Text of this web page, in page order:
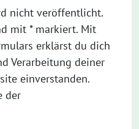
nicht veröffentlicht.
mit * markiert. Mit
erklärst du dich
Verarbeitung deiner
einverstanden.
der